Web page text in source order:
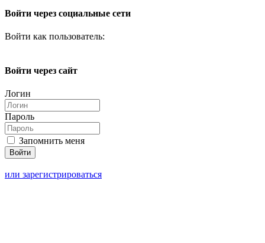
Войти через социальные сети
Войти как пользователь:
Войти через сайт
Логин
Пароль
Запомнить меня
или зарегистрироваться